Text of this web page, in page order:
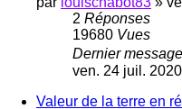
2 Réponses
19680 Vues
Dernier message
ven. 24 juil.
Valeur de la terre en